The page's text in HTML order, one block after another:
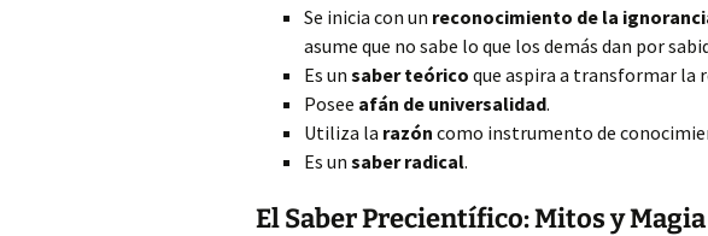
Se inicia con un reconocimiento de la
asume que no sabe lo que los demás dan por
Es un saber teórico que aspira a transformar la
Posee afán de universalidad.
Utiliza la razón como instrumento de
Es un saber radical.
El Saber Precientífico: Mitos y Magia